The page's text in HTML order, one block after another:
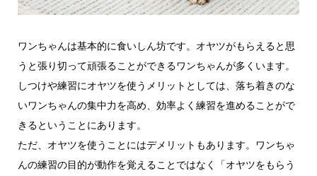
ワンちゃんは基本的に食いしん坊です。オヤツがもらえると思
うと張り切って頑張ることができるワンちゃんが多くいます。
しつけや練習にオヤツを使うメリットとしては、落ち着きのな
いワンちゃんの集中力を高め、効率よく練習を進めることがで
きるということにあります。
ただ、オヤツを使うことにはデメリットもあります。ワンちゃ
んの練習の目的が動作を覚えることではなく「オヤツをもらう